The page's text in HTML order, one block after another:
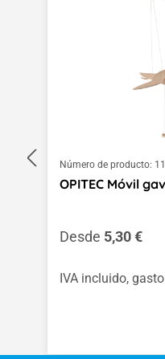
Número de producto:
OPITEC Móvil
Precio normal:
Desde 5,30 €
IVA incluido,